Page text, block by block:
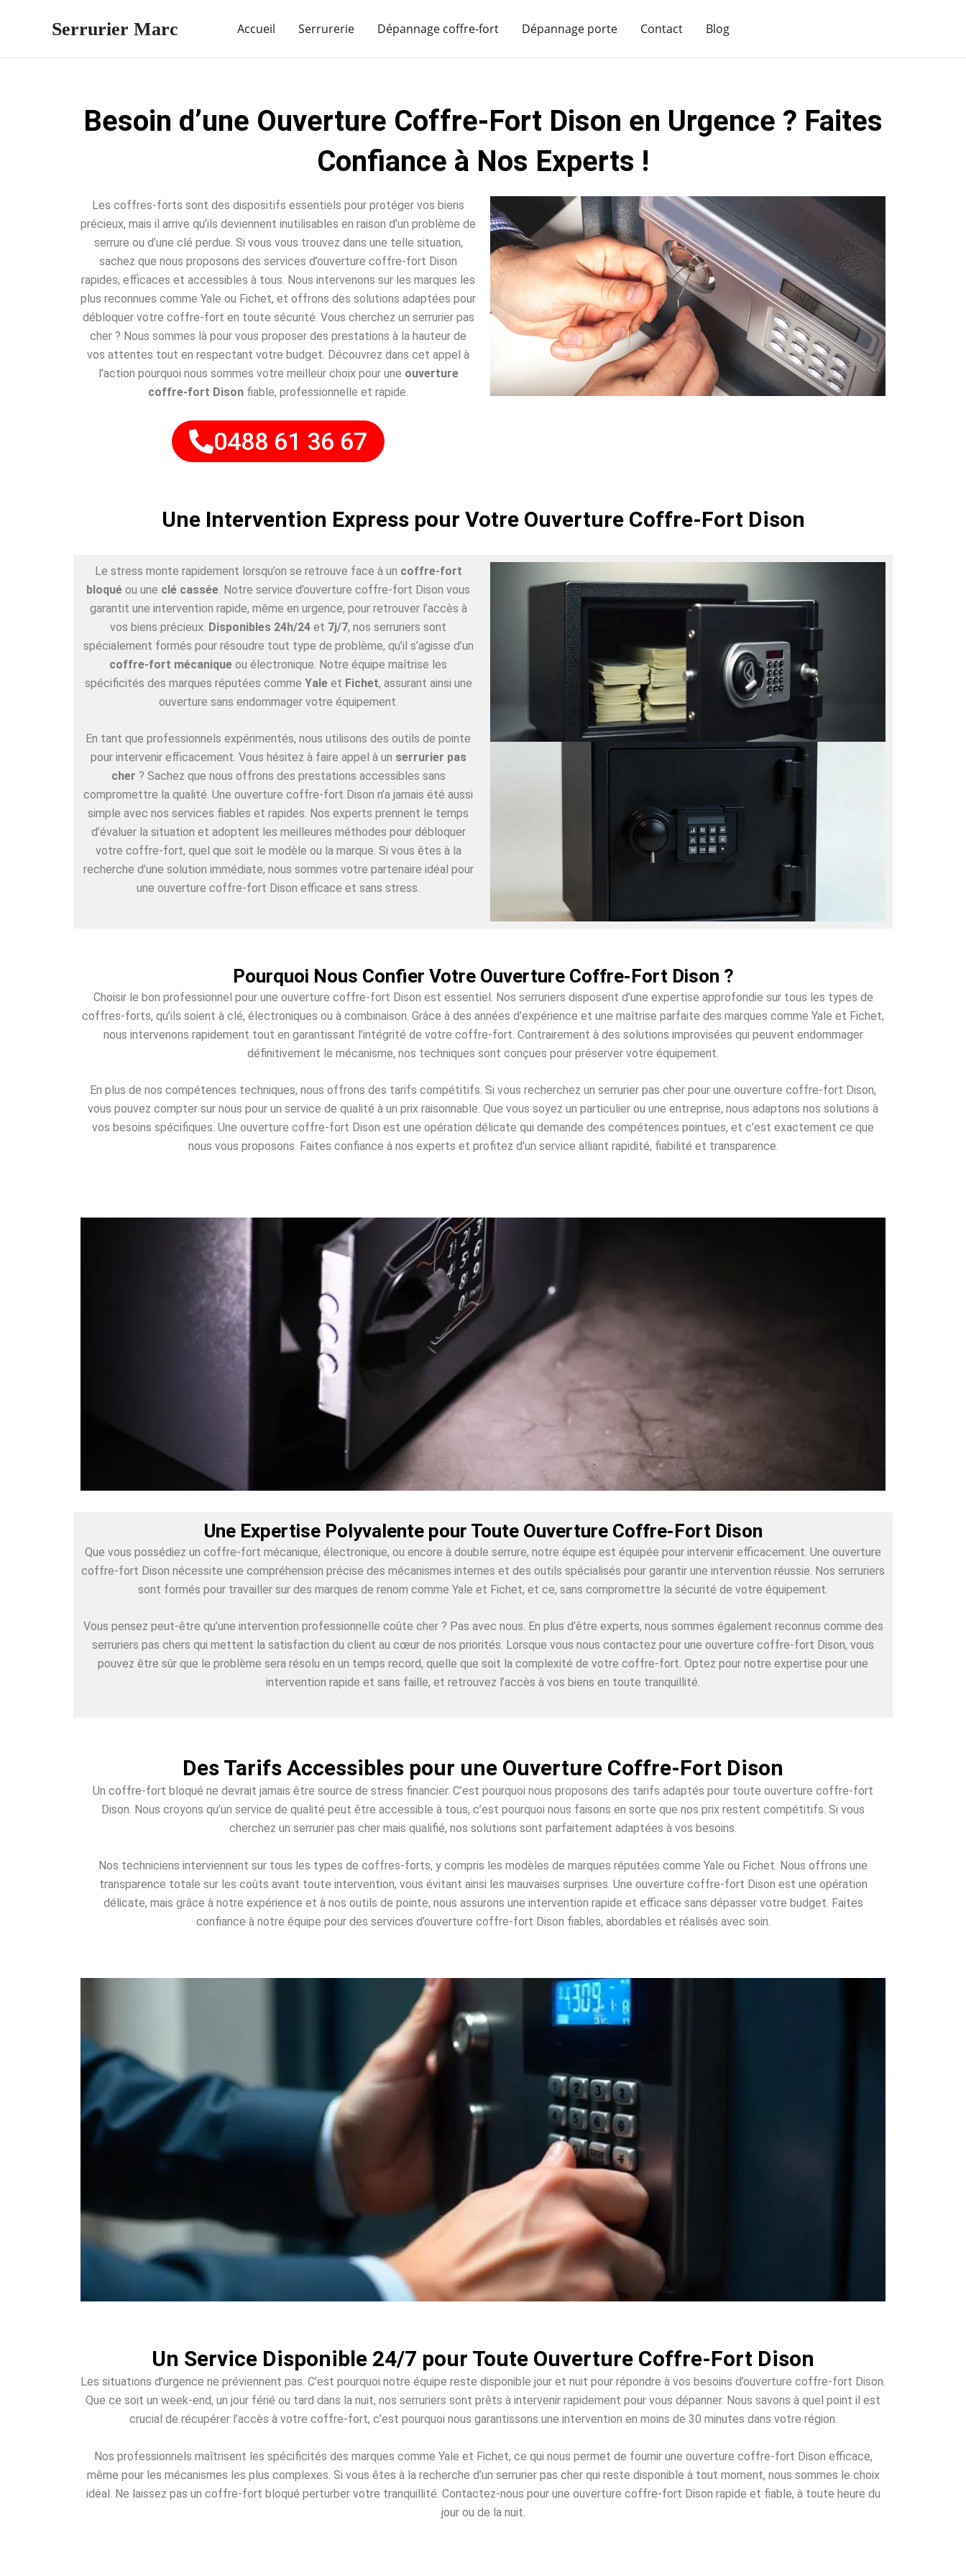
Serrurier Marc Accueil Serrurerie Dépannage coffre-fort Dépannage porte Contact Blog
Besoin d’une Ouverture Coffre-Fort Dison en Urgence ? Faites
Confiance à Nos Experts !
Les coffres-forts sont des dispositifs essentiels pour protéger vos biens
précieux, mais il arrive qu’ils deviennent inutilisables en raison d’un problème de
serrure ou d’une clé perdue. Si vous vous trouvez dans une telle situation,
sachez que nous proposons des services d’ouverture coffre-fort Dison
rapides, efficaces et accessibles à tous. Nous intervenons sur les marques les
plus reconnues comme Yale ou Fichet, et offrons des solutions adaptées pour
débloquer votre coffre-fort en toute sécurité. Vous cherchez un serrurier pas
cher ? Nous sommes là pour vous proposer des prestations à la hauteur de
vos attentes tout en respectant votre budget. Découvrez dans cet appel à
l’action pourquoi nous sommes votre meilleur choix pour une ouverture
coffre-fort Dison fiable, professionnelle et rapide.
0488 61 36 67
Une Intervention Express pour Votre Ouverture Coffre-Fort Dison
Le stress monte rapidement lorsqu’on se retrouve face à un coffre-fort
bloqué ou une clé cassée . Notre service d’ouverture coffre-fort Dison vous
garantit une intervention rapide, même en urgence, pour retrouver l’accès à
vos biens précieux. Disponibles 24h/24 et 7j/7, nos serruriers sont
spécialement formés pour résoudre tout type de problème, qu’il s’agisse d’un
coffre-fort mécanique ou électronique. Notre équipe maîtrise les
spécificités des marques réputées comme Yaleet Fichet, assurant ainsi une
ouverture sans endommager votre équipement.
En tant que professionnels expérimentés, nous utilisons des outils de pointe
pour intervenir efficacement. Vous hésitez à faire appel à un serrurier pas
cher ? Sachez que nous offrons des prestations accessibles sans
compromettre la qualité. Une ouverture coffre-fort Dison n’a jamais été aussi
simple avec nos services fiables et rapides. Nos experts prennent le temps
d’évaluer la situation et adoptent les meilleures méthodes pour débloquer
votre coffre-fort, quel que soit le modèle ou la marque. Si vous êtes à la
recherche d’une solution immédiate, nous sommes votre partenaire idéal pour
une ouverture coffre-fort Dison efficace et sans stress.
Pourquoi Nous Confier Votre Ouverture Coffre-Fort Dison ?
Choisir le bon professionnel pour une ouverture coffre-fort Dison est essentiel. Nos serruriers disposent d’une expertise approfondie sur tous les types de
coffres-forts, qu’ils soient à clé, électroniques ou à combinaison. Grâce à des années d’expérience et une maîtrise parfaite des marques comme Yale et Fichet,
nous intervenons rapidement tout en garantissant l’intégrité de votre coffre-fort. Contrairement à des solutions improvisées qui peuvent endommager
définitivement le mécanisme, nos techniques sont conçues pour préserver votre équipement.
En plus de nos compétences techniques, nous offrons des tarifs compétitifs. Si vous recherchez un serrurier pas cher pour une ouverture coffre-fort Dison,
vous pouvez compter sur nous pour un service de qualité à un prix raisonnable. Que vous soyez un particulier ou une entreprise, nous adaptons nos solutions à
vos besoins spécifiques. Une ouverture coffre-fort Dison est une opération délicate qui demande des compétences pointues, et c’est exactement ce que
nous vous proposons. Faites confiance à nos experts et profitez d’un service alliant rapidité, fiabilité et transparence.
Une Expertise Polyvalente pour Toute Ouverture Coffre-Fort Dison
Que vous possédiez un coffre-fort mécanique, électronique, ou encore à double serrure, notre équipe est équipée pour intervenir efficacement. Une ouverture
coffre-fort Dison nécessite une compréhension précise des mécanismes internes et des outils spécialisés pour garantir une intervention réussie. Nos serruriers
sont formés pour travailler sur des marques de renom comme Yale et Fichet, et ce, sans compromettre la sécurité de votre équipement.
Vous pensez peut-être qu’une intervention professionnelle coûte cher ? Pas avec nous. En plus d’être experts, nous sommes également reconnus comme des
serruriers pas chers qui mettent la satisfaction du client au cœur de nos priorités. Lorsque vous nous contactez pour une ouverture coffre-fort Dison, vous
pouvez être sûr que le problème sera résolu en un temps record, quelle que soit la complexité de votre coffre-fort. Optez pour notre expertise pour une
intervention rapide et sans faille, et retrouvez l’accès à vos biens en toute tranquillité.
Des Tarifs Accessibles pour une Ouverture Coffre-Fort Dison
Un coffre-fort bloqué ne devrait jamais être source de stress financier. C’est pourquoi nous proposons des tarifs adaptés pour toute ouverture coffre-fort
Dison. Nous croyons qu’un service de qualité peut être accessible à tous, c’est pourquoi nous faisons en sorte que nos prix restent compétitifs. Si vous
cherchez un serrurier pas cher mais qualifié, nos solutions sont parfaitement adaptées à vos besoins.
Nos techniciens interviennent sur tous les types de coffres-forts, y compris les modèles de marques réputées comme Yale ou Fichet. Nous offrons une
transparence totale sur les coûts avant toute intervention, vous évitant ainsi les mauvaises surprises. Une ouverture coffre-fort Dison est une opération
délicate, mais grâce à notre expérience et à nos outils de pointe, nous assurons une intervention rapide et efficace sans dépasser votre budget. Faites
confiance à notre équipe pour des services d’ouverture coffre-fort Dison fiables, abordables et réalisés avec soin.
Un Service Disponible 24/7 pour Toute Ouverture Coffre-Fort Dison
Les situations d’urgence ne préviennent pas. C’est pourquoi notre équipe reste disponible jour et nuit pour répondre à vos besoins d’ouverture coffre-fort Dison.
Que ce soit un week-end, un jour férié ou tard dans la nuit, nos serruriers sont prêts à intervenir rapidement pour vous dépanner. Nous savons à quel point il est
crucial de récupérer l’accès à votre coffre-fort, c’est pourquoi nous garantissons une intervention en moins de 30 minutes dans votre région.
Nos professionnels maîtrisent les spécificités des marques comme Yale et Fichet, ce qui nous permet de fournir une ouverture coffre-fort Dison efficace,
même pour les mécanismes les plus complexes. Si vous êtes à la recherche d’un serrurier pas cher qui reste disponible à tout moment, nous sommes le choix
idéal. Ne laissez pas un coffre-fort bloqué perturber votre tranquillité. Contactez-nous pour une ouverture coffre-fort Dison rapide et fiable, à toute heure du
jour ou de la nuit.